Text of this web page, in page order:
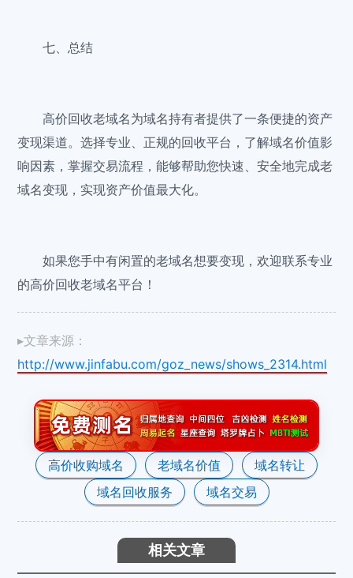
七、总结
高价回收老域名为域名持有者提供了一条便捷的资产
变现渠道。选择专业、正规的回收平台，了解域名价值影
响因素，掌握交易流程，能够帮助您快速、安全地完成老
域名变现，实现资产价值最大化。
如果您手中有闲置的老域名想要变现，欢迎联系专业
的高价回收老域名平台！
▸文章来源：
http://www.jinfabu.com/goz_news/shows_2314.html
高价收购域名 老域名价值
域名转让
域名回收服务
域名交易
相关文章